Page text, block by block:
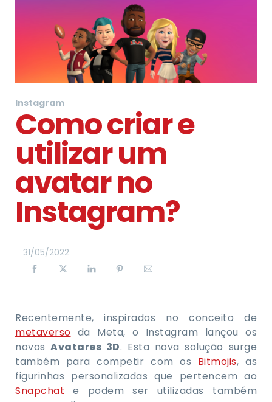
Instagram
Como criar e
utilizar um
avatar no
Instagram?
31/05/2022
Recentemente, inspirados no conceito de
metaverso da Meta, o Instagram lançou os
novosAvatares 3D. Esta nova solução surge
também para competir com os Bitmojis, as
figurinhas personalizadas que pertencem ao
Snapchat e podem ser utilizadas também